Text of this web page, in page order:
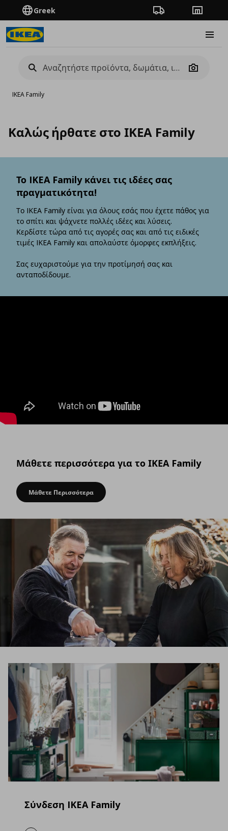
Greek Πορεία παραγγελίας
Camera
IKEA Family
Καλώς ήρθατε στο ΙΚΕΑ Family
Το IKEA Family κάνει τις ιδέες σας
πραγματικότητα!
Το IKEA Family είναι για όλους εσάς που έχετε πάθος για
το σπίτι και ψάχνετε πολλές ιδέες και λύσεις.
Κερδίστε τώρα από τις αγορές σας και από τις ειδικές
τιμές IKEA Family και απoλαύστε όμορφες εκπλήξεις.
Σας ευχαριστούμε για την προτίμησή σας και
ανταποδίδουμε.
Μάθετε περισσότερα για το ΙΚΕΑ Family
Μάθετε Περισσότερα
Σύνδεση IKEA Family